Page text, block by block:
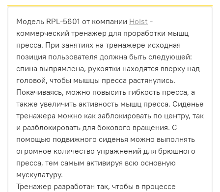
Модель RPL-5601 от компании Hoist -
коммерческий тренажер для проработки мышц
пресса. При занятиях на тренажере исходная
позиция пользователя должна быть следующей:
спина выпрямлена, рукоятки находятся вверху над
головой, чтобы мышцы пресса растянулись.
Покачиваясь, можно повысить гибкость пресса, а
также увеличить активность мышц пресса. Сиденье
тренажера можно как заблокировать по центру, так
и разблокировать для бокового вращения. С
помощью подвижного сиденья можно выполнять
огромное количество упражнений для брюшного
пресса, тем самым активируя всю основную
мускулатуру.
Тренажер разработан так, чтобы в процессе